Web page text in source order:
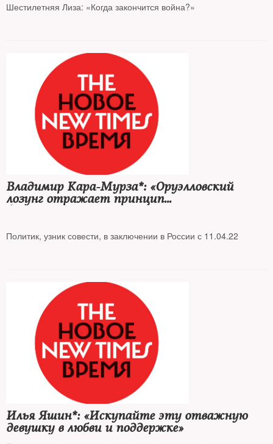
Шестилетняя Лиза: «Когда закончится война?»
Владимир Кара-Мурза*: «Оруэлловский
лозунг отражает принцип
Политик, узник совести, в заключении в России с 11.04.22
Илья Яшин*: «Искупайте эту отважную
девушку в любви и поддержке»